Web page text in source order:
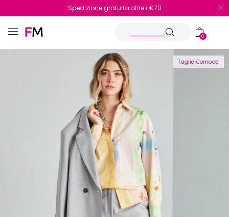
Reso facile e veloce
Spedizione gratuita oltre i €70
0
Taglie Comode